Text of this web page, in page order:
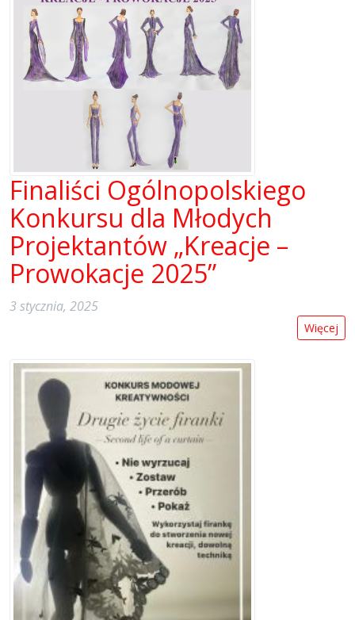
Finaliści Ogólnopolskiego
Konkursu dla Młodych
Projektantów „Kreacje –
Prowokacje 2025”
3 stycznia, 2025
Więcej